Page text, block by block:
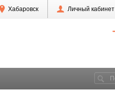
Хабаровск Личный кабинет